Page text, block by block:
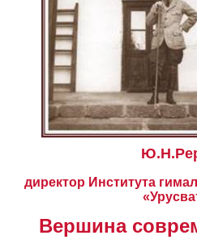
директор Института
Вершина